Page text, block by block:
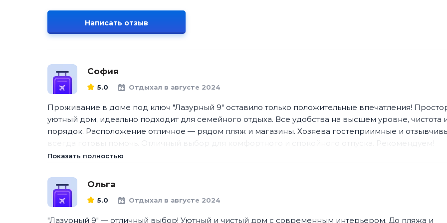
Написать отзыв
София
5.0 Отдыхал в августе 2024
Проживание в доме под ключ "Лазурный 9" оставило только положительные впечатления!
уютный дом, идеально подходит для семейного отдыха. Все удобства на высшем уровне, чистота
порядок. Расположение отличное — рядом пляж и магазины. Хозяева гостеприимные и
Показать полностью
Ольга
5.0 Отдыхал в августе 2024
"Лазурный 9" — отличный выбор! Уютный и чистый дом с современным интерьером. До пляжа и